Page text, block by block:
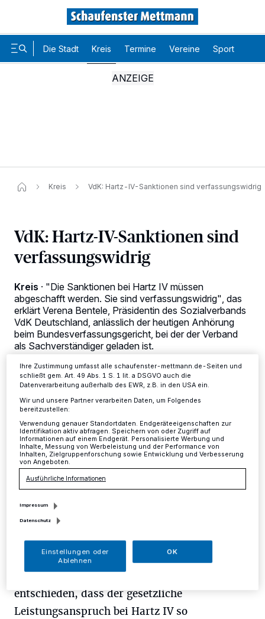
Die Stadt Kreis Termine Vereine Sport
Kreis VdK: Hartz-IV-Sanktionen sind verfassungswidrig
VdK: Hartz-IV-Sanktionen sind
verfassungswidrig
Kreis · "Die Sanktionen bei Hartz IV müssen
abgeschafft werden. Sie sind verfassungswidrig", das
erklärt Verena Bentele, Präsidentin des Sozialverbands
VdK Deutschland, anlässlich der heutigen Anhörung
beim Bundesverfassungsgericht, bei der der Verband
als Sachverständiger geladen ist.
A us Sicht des VdK verstoßen die aktuellen
gesetzlichen Sanktionsvorschriften
gegen die Menschenwürde und somit gegen
das Grundgesetz. Das
Bundesverfassungsgericht hat im Jahr 2010
entschieden, dass der gesetzliche
Leistungsanspruch bei Hartz IV so
personenbezogene Daten wie Browserdaten oder eindeutige
Kennungen auf Ihrem Gerät zu. Durch Auswahl von OK aktivieren Sie
verarbeiten Daten, um Ihnen Dienste bereitzustellen“ aufgeführten
Zwecke. Wenn Tracker deaktiviert sind, sind manche Inhalte und
Anzeigen möglicherweise nicht mehr so relevant für Sie. Sie können
dieses Menü jederzeit wieder aufrufen, um Ihre Einstellungen zu
ändern oder Ihre Einwilligung zu widerrufen, indem Sie auf den Link
Einstellungen oder Ablehnen am unteren Rand der Webseite klicken.
Ihre Einstellungen gelten innerhalb unseres Website. Weitere
Informationen finden Sie in unserer Datenschutzerklärung.
Ihre Zustimmung umfasst alle schaufenster-mettmann.de-Seiten und
schließt gem. Art. 49 Abs. 1 S. 1 lit. a DSGVO auch die
Datenverarbeitung außerhalb des EWR, z.B. in den USA ein.
Wir und unsere Partner verarbeiten Daten, um Folgendes
bereitzustellen:
Verwendung genauer Standortdaten. Endgeräteeigenschaften zur
Identifikation aktiv abfragen. Speichern von oder Zugriff auf
Informationen auf einem Endgerät. Personalisierte Werbung und
Inhalte, Messung von Werbeleistung und der Performance von
Inhalten, Zielgruppenforschung sowie Entwicklung und Verbesserung
von Angeboten.
Ausführliche Informationen
Impressum
Datenschutz
Einstellungen oder
Ablehnen
OK